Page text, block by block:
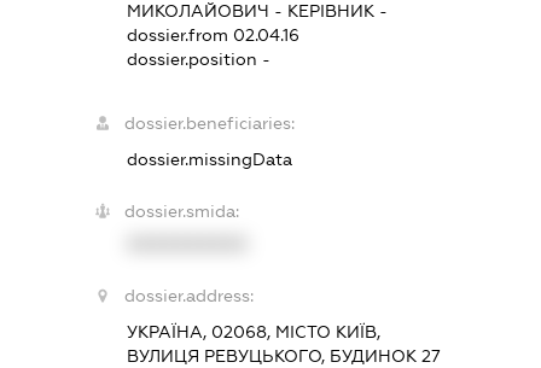
МИКОЛАЙОВИЧ - КЕРІВНИК-
dossier.from 02.04.16
dossier.position -
dossier.beneficiaries:
dossier.missingData
dossier.smida:
dossier.address:
УКРАЇНА, 02068, МІСТО КИЇВ,
ВУЛИЦЯ РЕВУЦЬКОГО, БУДИНОК 27